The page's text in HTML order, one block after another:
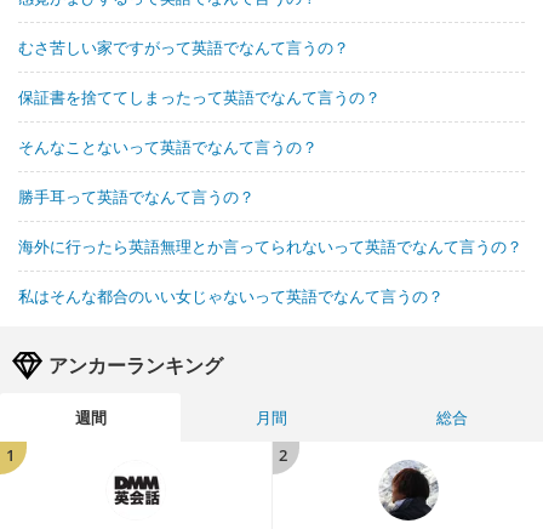
むさ苦しい家ですがって英語でなんて言うの？
保証書を捨ててしまったって英語でなんて言うの？
そんなことないって英語でなんて言うの？
勝手耳って英語でなんて言うの？
海外に行ったら英語無理とか言ってられないって英語でなんて言うの？
私はそんな都合のいい女じゃないって英語でなんて言うの？
アンカーランキング
週間 月間
総合
1
2